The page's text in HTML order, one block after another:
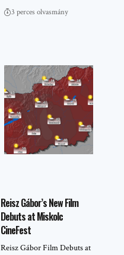
3 perces olvasmány
Reisz Gábor’s New Film
Debuts at Miskolc
CineFest
Reisz Gábor Film Debuts at